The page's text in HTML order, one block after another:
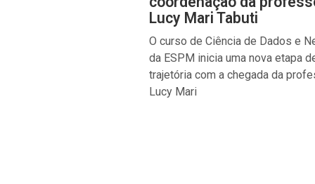
Lucy Mari Tabuti
O curso de Ciência de Dados e
da ESPM inicia uma nova etapa
trajetória com a chegada da
Lucy Mari